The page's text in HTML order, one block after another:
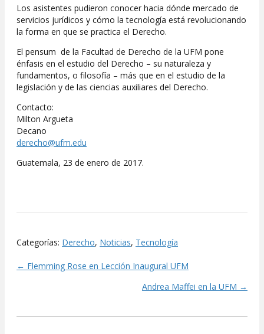
Los asistentes pudieron conocer hacia dónde mercado de
servicios jurídicos y cómo la tecnología está revolucionando
la forma en que se practica el Derecho.
El pensum de la Facultad de Derecho de la UFM pone
énfasis en el estudio del Derecho – su naturaleza y
fundamentos, o filosofía – más que en el estudio de la
legislación y de las ciencias auxiliares del Derecho.
Contacto:
Milton Argueta
Decano
derecho@ufm.edu
Guatemala, 23 de enero de 2017.
Categorías: Derecho, Noticias, Tecnología
Posts
← Flemming Rose en Lección Inaugural UFM
Andrea Maffei en la UFM →